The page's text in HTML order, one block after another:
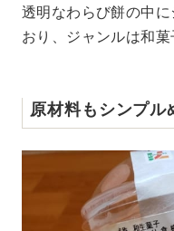
透明なわらび餅の中
おり、ジャンルは和菓
原材料もシンプル